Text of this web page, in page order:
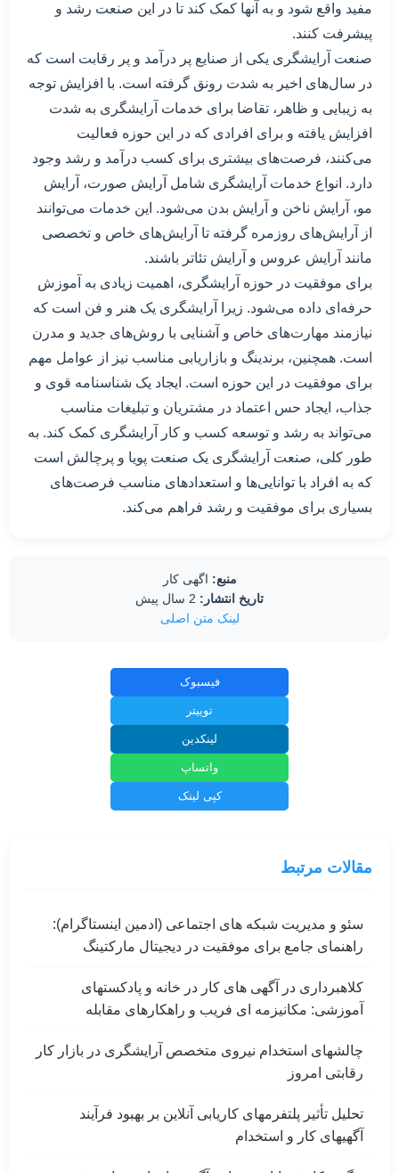
مفید واقع شود و به آنها کمک کند تا در این صنعت رشد و
پیشرفت کنند.
صنعت آرایشگری یکی از صنایع پر درآمد و پر رقابت است که
در سال‌های اخیر به شدت رونق گرفته است. با افزایش توجه
به زیبایی و ظاهر، تقاضا برای خدمات آرایشگری به شدت
افزایش یافته و برای افرادی که در این حوزه فعالیت
می‌کنند، فرصت‌های بیشتری برای کسب درآمد و رشد وجود
دارد. انواع خدمات آرایشگری شامل آرایش صورت، آرایش
مو، آرایش ناخن و آرایش بدن می‌شود. این خدمات می‌توانند
از آرایش‌های روزمره گرفته تا آرایش‌های خاص و تخصصی
مانند آرایش عروس و آرایش تئاتر باشند.
برای موفقیت در حوزه آرایشگری، اهمیت زیادی به آموزش
حرفه‌ای داده می‌شود. زیرا آرایشگری یک هنر و فن است که
نیازمند مهارت‌های خاص و آشنایی با روش‌های جدید و مدرن
است. همچنین، برندینگ و بازاریابی مناسب نیز از عوامل مهم
برای موفقیت در این حوزه است. ایجاد یک شناسنامه قوی و
جذاب، ایجاد حس اعتماد در مشتریان و تبلیغات مناسب
می‌تواند به رشد و توسعه کسب و کار آرایشگری کمک کند. به
طور کلی، صنعت آرایشگری یک صنعت پویا و پرچالش است
که به افراد با توانایی‌ها و استعدادهای مناسب فرصت‌های
بسیاری برای موفقیت و رشد فراهم می‌کند.
منبع: اگهی کار
تاریخ انتشار:
لینک متن اصلی
فیسبوک
توییتر
لینکدین
واتساپ
کپی لینک
مقالات مرتبط
سئو و مدیریت شبکه های اجتماعی (ادمین اینستاگرام):
راهنمای جامع برای موفقیت در دیجیتال مارکتینگ
کلاهبرداری در آگهی های کار در خانه و پادکستهای
آموزشی: مکانیزمه ای فریب و راهکارهای مقابله
چالشهای استخدام نیروی متخصص آرایشگری در بازار کار
رقابتی امروز
تحلیل تأثیر پلتفرمهای کاریابی آنلاین بر بهبود فرآیند
آگهیهای کار و استخدام